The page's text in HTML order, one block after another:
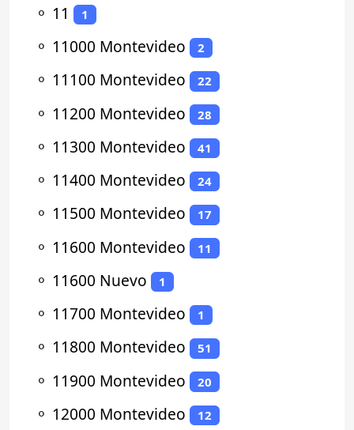
⚬ 11 1
⚬ 11000 Montevideo 2
⚬ 11100 Montevideo 22
⚬ 11200 Montevideo 28
⚬ 11300 Montevideo 41
⚬ 11400 Montevideo 24
⚬ 11500 Montevideo 17
⚬ 11600 Montevideo 11
⚬ 11600 Nuevo 1
⚬ 11700 Montevideo 1
⚬ 11800 Montevideo 51
⚬ 11900 Montevideo 20
⚬ 12000 Montevideo 12